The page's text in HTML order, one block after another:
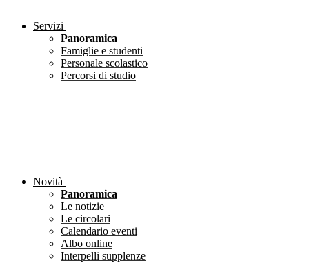
Servizi
Panoramica
Famiglie e studenti
Personale scolastico
Percorsi di studio
Novità
Panoramica
Le notizie
Le circolari
Calendario eventi
Albo online
Interpelli supplenze